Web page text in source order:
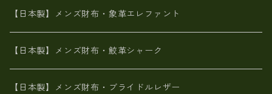
革友禅染め
ポーテッド
メタリック
山羊革
名刺入れ・キーケース、他
鮫革シャーク【日本製】メンズ 財布
ブライドルレザー【日本製】メンズ 財布
MAISON de HIROAN 【日本製】メンズ 財布
【日本製】メンズ財布・象革エレファント
【日本製】メンズ財布・鮫革シャーク
【日本製】メンズ財布・ブライドルレザー